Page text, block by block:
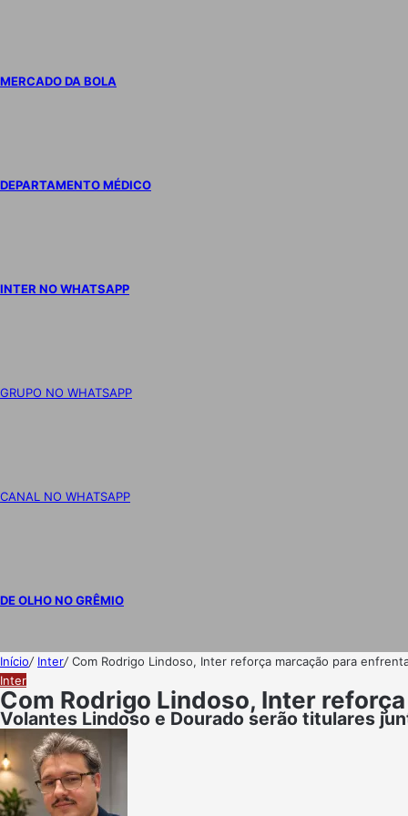
MERCADO DA BOLA
DEPARTAMENTO MÉDICO
INTER NO WHATSAPP
GRUPO NO WHATSAPP
CANAL NO WHATSAPP
DE OLHO NO GRÊMIO
Início/ Inter/Com Rodrigo Lindoso, Inter reforça marcação para
Inter
Com Rodrigo Lindoso, Inter
Volantes Lindoso e Dourado serão titulares